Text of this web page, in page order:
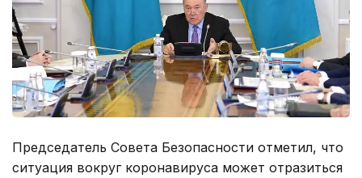
Председатель Совета Безопасности отметил, что
ситуация вокруг коронавируса может отразиться